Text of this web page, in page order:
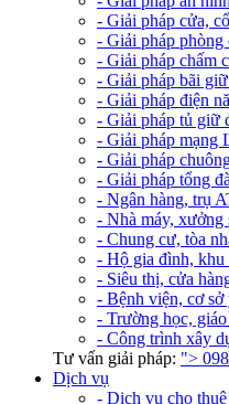
- Giải pháp cửa,
- Giải pháp phòng
- Giải pháp chấm
- Giải pháp bãi
- Giải pháp điện
- Giải pháp tủ giữ
- Giải pháp
- Giải pháp
- Giải pháp tổng
- Ngân hàng, trụ
- Nhà máy, xưởng
- Chung cư, tòa
- Hộ gia đình, khu
- Siêu thị, cửa
- Bệnh viện, cơ sở
- Trường học,
- Công trình xây
Tư vấn giải pháp: ">
Dịch vụ
- Dịch vụ cho